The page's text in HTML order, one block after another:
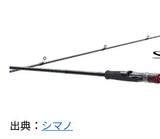
出典： シマノ